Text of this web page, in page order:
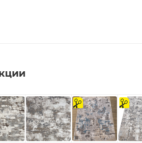
на
отрез
На
отрез